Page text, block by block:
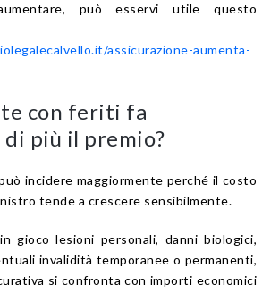
può esservi utile questo
assicurazione-aumenta-
con feriti fa
più il premio?
incidere maggiormente perché il costo
tende a crescere sensibilmente.
gioco lesioni personali, danni biologici,
invalidità temporanee o permanenti,
si confronta con importi economici